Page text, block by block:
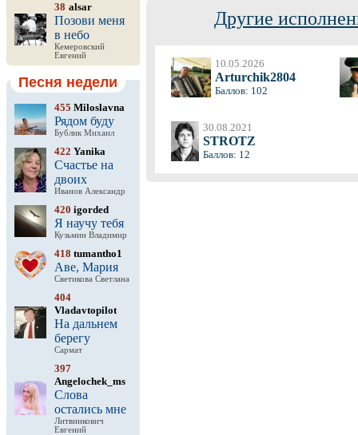
38 alsar
Позови меня
в небо
Кемеровский
Евгений
Песня недели
455 Miloslavna
Рядом буду
Бублик Михаил
422 Yanika
Счастье на
двоих
Иванов Александр
420 igorded
Я научу тебя
Кузьмин Владимир
418 tumantho1
Аве, Мария
Светикова Светлана
404
Vladavtopilot
На дальнем
берегу
Сармат
397
Angelochek_ms
Слова
остались мне
Литвинкович
Евгений
Другие
10.05.2026
Arturchik2804
Баллов: 102
30.08.2021
STROTZ
Баллов: 12